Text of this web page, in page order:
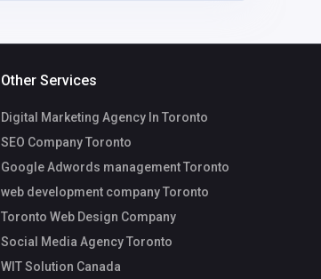
Other Services
Digital Marketing Agency In Toronto
SEO Company Toronto
Google Adwords management Toronto
web development company Toronto
Toronto Web Design Company
Social Media Agency Toronto
WIT Solution Canada